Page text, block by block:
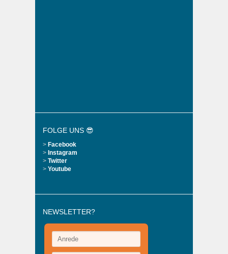
FOLGE UNS 😎
> Facebook
> Instagram
> Twitter
> Youtube
NEWSLETTER?